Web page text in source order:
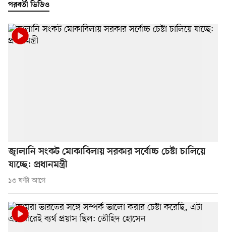
পরবর্তী ভিডিও
জ্বালানি সংকট মোকাবিলায় সরকার সর্বোচ্চ চেষ্টা চালিয়ে
যাচ্ছে: প্রধানমন্ত্রী
১৩ ঘণ্টা আগে